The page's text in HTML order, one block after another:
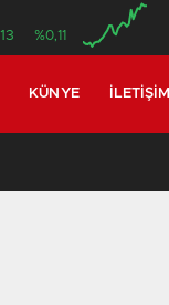
%0,11
KÜNYE İLETIŞIM